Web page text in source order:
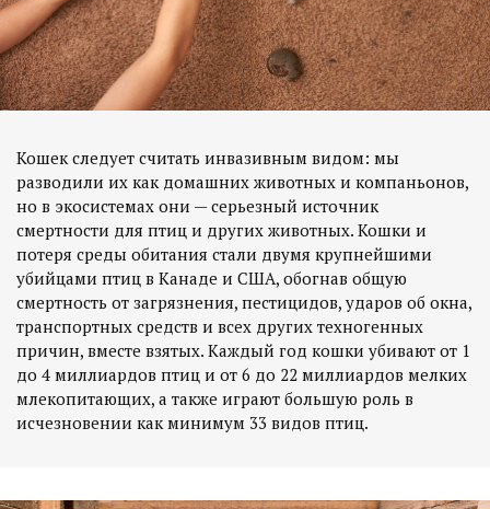
Кошек следует считать инвазивным видом: мы
разводили их как домашних животных и компаньонов,
но в экосистемах они — серьезный источник
смертности для птиц и других животных. Кошки и
потеря среды обитания стали двумя крупнейшими
убийцами птиц в Канаде и США, обогнав общую
смертность от загрязнения, пестицидов, ударов об окна,
транспортных средств и всех других техногенных
причин, вместе взятых. Каждый год кошки убивают от 1
до 4 миллиардов птиц и от 6 до 22 миллиардов мелких
млекопитающих, а также играют большую роль в
исчезновении как минимум 33 видов птиц.